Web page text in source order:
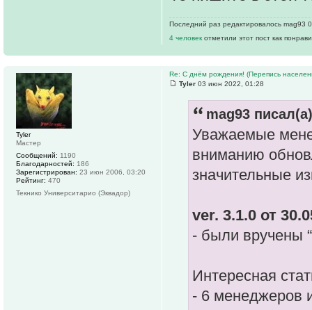
Последний раз редактировалось mag93
4 человек отметили этот пост как
Re: С днём рождения! (Перепись
Tyler 03 июн 2022, 01:28
mag93
Уважаемые
вниманию
значительные
ver. 3.1.0 от
- были вручены
Интересная
- 6 менеджеров
Tyler
Мастер
Сообщений: 1190
Благодарностей: 186
Зарегистрирован: 23 июн 2006, 03:20
Рейтинг: 470
Текнико Университарио (Эквадор)